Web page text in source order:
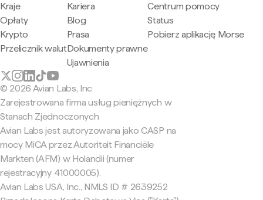
Kraje
Opłaty
Krypto
Przelicznik walut
Kariera
Blog
Prasa
Dokumenty prawne
Ujawnienia
Centrum pomocy
Status
Pobierz aplikację Morse
© 2026 Avian Labs, Inc
Zarejestrowana firma usług pieniężnych w
Stanach Zjednoczonych
Avian Labs jest autoryzowana jako CASP na
mocy MiCA przez Autoriteit Financiële
Markten (AFM) w Holandii (numer
rejestracyjny 41000005).
Avian Labs USA, Inc., NMLS ID # 2639252